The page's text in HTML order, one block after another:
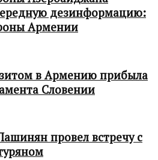
дезинформацию:
Армении
в Армению прибыла
Словении
провел встречу с